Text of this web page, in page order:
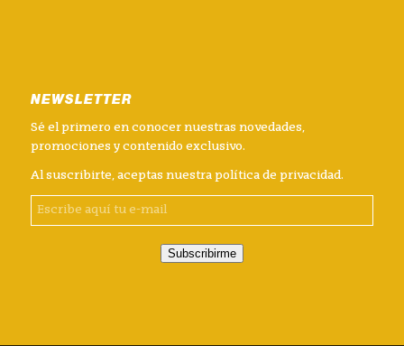
NEWSLETTER
Sé el primero en conocer nuestras novedades,
promociones y contenido exclusivo.
Al suscribirte, aceptas nuestra política de privacidad.
Subscribirme